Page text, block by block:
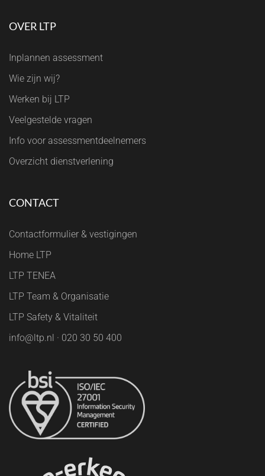
OVER LTP
Inplannen assessment
Wie zijn wij?
Werken bij LTP
Veelgestelde vragen
Info voor assessmentdeelnemers
Overzicht dienstverlening
CONTACT
Contactformulier & vestigingen
Home LTP
LTP TENEA
LTP Team & Organisatie
LTP Safety & Vitaliteit
info@ltp.nl · 020 30 50 400